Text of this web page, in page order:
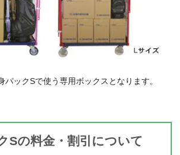
パックSで使う専用ボックスとなります。
Sの料金・割引について